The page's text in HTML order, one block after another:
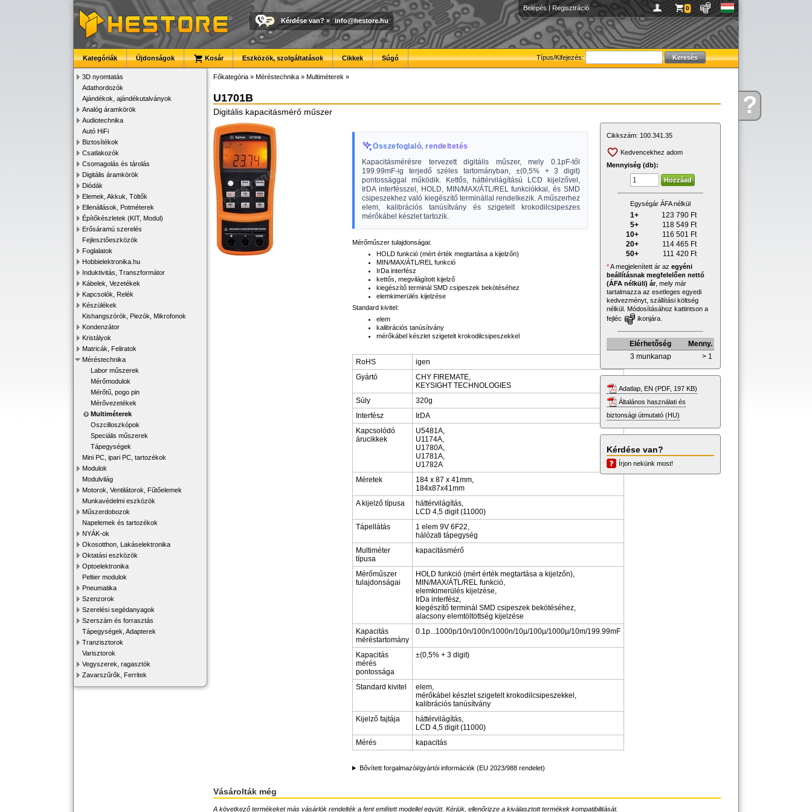
Kérdése?
Belépés | Regisztráció 0
Kérdése van? » info@hestore.hu
Típus/Kifejezés:
Kategóriák Újdonságok Kosár Eszközök, szolgáltatások Cikkek Súgó
3D nyomtatás
Adathordozók
Ajándékok, ajándékutalványok
Analóg áramkörök
Audiotechnika
Autó HiFi
Biztosítékok
Csatlakozók
Csomagolás és tárolás
Digitális áramkörök
Diódák
Elemek, Akkuk, Töltők
Ellenállások, Potméterek
Építőkészletek (KIT, Modul)
Erősáramú szerelés
Fejlesztőeszközök
Foglalatok
Hobbielektronika.hu
Induktivitás, Transzformátor
Kábelek, Vezetékek
Kapcsolók, Relék
Készülékek
Kishangszórók, Piezók, Mikrofonok
Kondenzátor
Kristályok
Matricák, Feliratok
Méréstechnika
Labor műszerek
Mérőmodulok
Mérőtű, pogo pin
Mérővezetékek
Multiméterek
Oszcilloszkópok
Speciális műszerek
Tápegységek
Mini PC, ipari PC, tartozékok
Modulok
Modulvilág
Motorok, Ventilátorok, Fűtőelemek
Munkavédelmi eszközök
Műszerdobozok
Napelemek és tartozékok
NYÁK-ok
Okosotthon, Lakáselektronika
Oktatási eszközök
Optoelektronika
Peltier modulok
Pneumatika
Szenzorok
Szerelési segédanyagok
Szerszám és forrasztás
Tápegységek, Adapterek
Tranzisztorok
Varisztorok
Vegyszerek, ragasztók
Zavarszűrők, Ferritek
Főkategória » Méréstechnika » Multiméterek »
U1701B
Digitális kapacitásmérő műszer
Összefoglaló, rendeltetés
Kapacitásmérésre tervezett digitális műszer, mely 0.1pF-től
199.99mF-ig terjedő széles tartományban, ±(0,5% + 3 digit)
pontossággal működik. Kettős, háttérvilágítású LCD kijelzővel,
IrDA interfésszel, HOLD, MIN/MAX/ÁTL/REL funkciókkal, és SMD
csipeszekhez való kiegészítő terminállal rendelkezik. A műszerhez
elem, kalibrációs tanúsítvány és szigetelt krokodilcsipeszes
mérőkábel készlet tartozik.
Mérőműszer tulajdonságai:
HOLD funkció (mért érték megtartása a kijelzőn)
MIN/MAX/ÁTL/REL funkció
IrDa interfész
kettős, megvilágított kijelző
kiegészítő terminál SMD csipeszek bekötéséhez
elemkimerülés kijelzése
Standard kivitel:
elem
kalibrációs tanúsítvány
mérőkábel készlet szigetelt krokodilcsipeszekkel
RoHS
igen
Gyártó
CHY FIREMATE,
KEYSIGHT TECHNOLOGIES
Súly
320g
Interfész
IrDA
Kapcsolódó
árucikkek
U5481A,
U1174A,
U1780A,
U1781A,
U1782A
Méretek
184 x 87 x 41mm,
184x87x41mm
A kijelző típusa
háttérvilágítás,
LCD 4,5 digit (11000)
Tápellátás
1 elem 9V 6F22,
hálózati tápegység
Multiméter
típusa
kapacitásmérő
Mérőműszer
tulajdonságai
HOLD funkció (mért érték megtartása a kijelzőn),
MIN/MAX/ÁTL/REL funkció,
elemkimerülés kijelzése,
IrDa interfész,
kiegészítő terminál SMD csipeszek bekötéséhez,
alacsony elemtöltöttség kijelzése
Kapacitás
méréstartomány
0.1p...1000p/10n/100n/1000n/10µ/100µ/1000µ/10m/199.99mF
Kapacitás
mérés
pontossága
±(0,5% + 3 digit)
Standard kivitel
elem,
mérőkábel készlet szigetelt krokodilcsipeszekkel,
kalibrációs tanúsítvány
Kijelző fajtája
háttérvilágítás,
LCD 4,5 digit (11000)
Mérés
kapacitás
Bővített forgalmazói/gyártói információk (EU 2023/988 rendelet)
Cikkszám: 100.341.35
Kedvencekhez adom
Mennyiség (db):
Egységár ÁFA nélkül
1+ 123 790 Ft
5+
118 549 Ft
10+
116 501 Ft
20+
114 465 Ft
50+
111 420 Ft
*A megjelenített ár az egyéni
beállításnak megfelelően nettó
(ÁFA nélküli) ár, mely már
tartalmazza az esetleges egyedi
kedvezményt, szállítási költség
nélkül. Módosításához kattintson a
fejléc
ikonjára.
Elérhetőség
Menny.
3 munkanap
> 1
Adatlap, EN (PDF, 197 KB)
Általános használati és
biztonsági útmutató (HU)
Kérdése van?
Írjon nekünk most!
Vásárolták még
A következő termékeket más vásárlók rendelték a fent említett modellel együtt. Kérjük, ellenőrizze a kiválasztott termékek kompatibilitását.